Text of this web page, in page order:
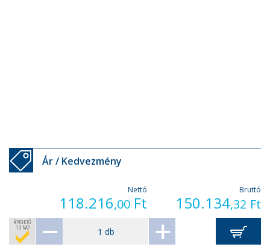
Ár / Kedvezmény
Nettó
118.216,00 Ft
Bruttó
150.134,32 Ft
ÁTVEHETŐ
1-3 NAP